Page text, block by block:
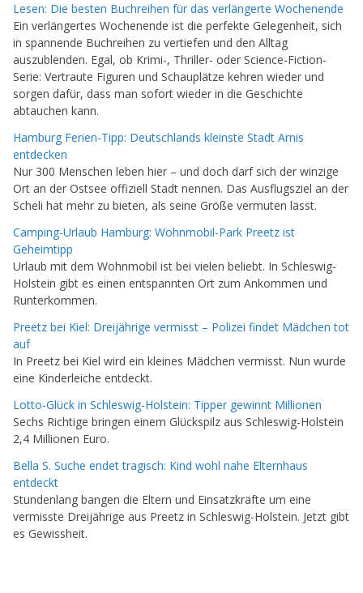
Lesen: Die besten Buchreihen für das verlängerte Wochenende
Ein verlängertes Wochenende ist die perfekte Gelegenheit, sich
in spannende Buchreihen zu vertiefen und den Alltag
auszublenden. Egal, ob Krimi-, Thriller- oder Science-Fiction-
Serie: Vertraute Figuren und Schauplätze kehren wieder und
sorgen dafür, dass man sofort wieder in die Geschichte
abtauchen kann.
Hamburg Ferien-Tipp: Deutschlands kleinste Stadt Arnis
entdecken
Nur 300 Menschen leben hier – und doch darf sich der winzige
Ort an der Ostsee offiziell Stadt nennen. Das Ausflugsziel an der
Scheli hat mehr zu bieten, als seine Größe vermuten lässt.
Camping-Urlaub Hamburg: Wohnmobil-Park Preetz ist
Geheimtipp
Urlaub mit dem Wohnmobil ist bei vielen beliebt. In Schleswig-
Holstein gibt es einen entspannten Ort zum Ankommen und
Runterkommen.
Preetz bei Kiel: Dreijährige vermisst – Polizei findet Mädchen tot
auf
In Preetz bei Kiel wird ein kleines Mädchen vermisst. Nun wurde
eine Kinderleiche entdeckt.
Lotto-Glück in Schleswig-Holstein: Tipper gewinnt Millionen
Sechs Richtige bringen einem Glückspilz aus Schleswig-Holstein
2,4 Millionen Euro.
Bella S. Suche endet tragisch: Kind wohl nahe Elternhaus
entdeckt
Stundenlang bangen die Eltern und Einsatzkräfte um eine
vermisste Dreijährige aus Preetz in Schleswig-Holstein. Jetzt gibt
es Gewissheit.